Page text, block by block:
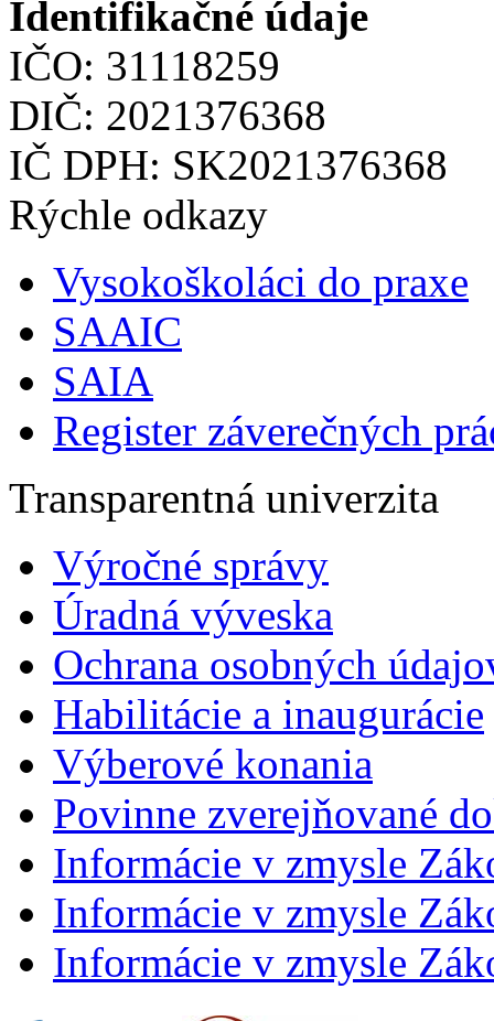
Identifikačné údaje
IČO: 31118259
DIČ: 2021376368
IČ DPH: SK2021376368
Rýchle odkazy
Vysokoškoláci do praxe
SAAIC
SAIA
Register záverečných
Transparentná univerzita
Výročné správy
Úradná výveska
Ochrana osobných
Habilitácie a inaugurácie
Výberové konania
Povinne zverejňované
Informácie v zmysle
Informácie v zmysle
Informácie v zmysle